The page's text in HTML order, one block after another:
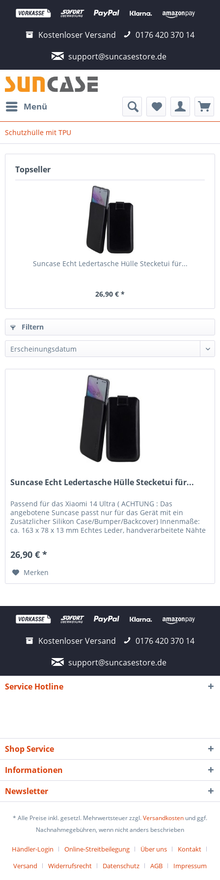
Kostenloser Versand
0176 420 370 14
support@suncasestore.de
Menü
Schutzhülle mit TPU
Topseller
Suncase Echt Ledertasche Hülle Stecketui für...
26,90 € *
Filtern
Suncase Echt Ledertasche Hülle Stecketui für...
Passend für das Xiaomi 14 Ultra ( ACHTUNG : Das
angebotene Suncase passt nur für das Gerät mit ein
Zusätzlicher Silikon Case/Bumper/Backcover) Innenmaße:
ca. 163 x 78 x 13 mm Echtes Leder, handverarbeitete Nähte
26,90 € *
Merken
Kostenloser Versand
0176 420 370 14
support@suncasestore.de
Service Hotline
Shop Service
Informationen
Newsletter
* Alle Preise inkl. gesetzl. Mehrwertsteuer zzgl.Versandkosten und ggf.
Nachnahmegebühren, wenn nicht anders beschrieben
Händler-Login Online-Streitbeilegung Über uns
Kontakt
Versand
Widerrufsrecht Datenschutz AGB Impressum